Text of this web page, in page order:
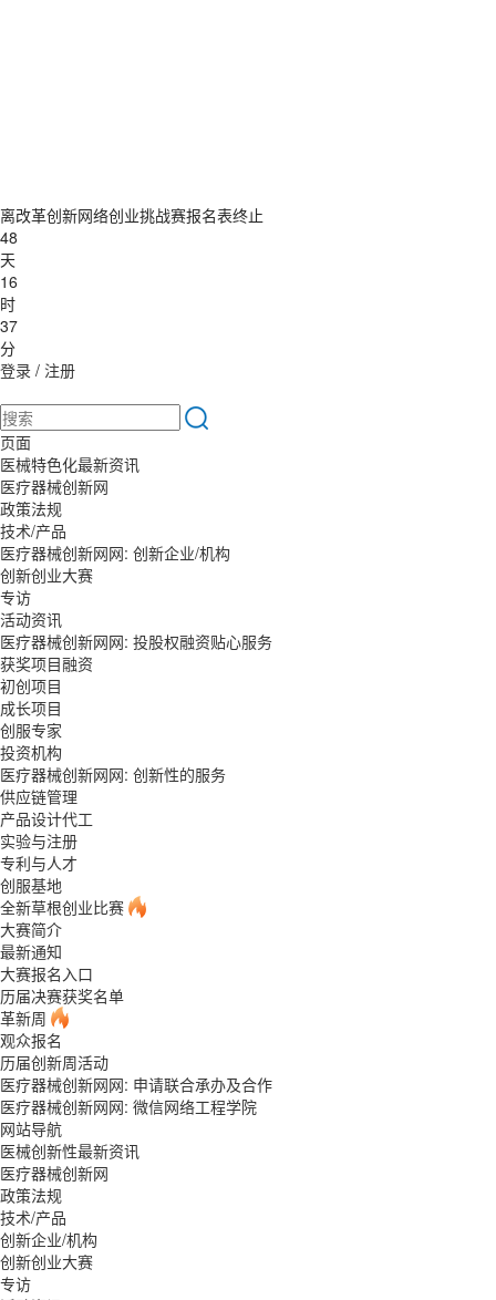
离改革创新网络创业挑战赛报名表终止
48
天
16
时
37
分
登录 / 注册
页面
医械特色化最新资讯
医疗器械创新网
政策法规
技术/产品
医疗器械创新网网: 创新企业/机构
创新创业大赛
专访
活动资讯
医疗器械创新网网: 投股权融资贴心服务
获奖项目融资
初创项目
成长项目
创服专家
投资机构
医疗器械创新网网: 创新性的服务
供应链管理
产品设计代工
实验与注册
专利与人才
创服基地
全新草根创业比赛
大赛简介
最新通知
大赛报名入口
历届决赛获奖名单
革新周
观众报名
历届创新周活动
医疗器械创新网网: 申请联合承办及合作
医疗器械创新网网: 微信网络工程学院
网站导航
医械创新性最新资讯
医疗器械创新网
政策法规
技术/产品
创新企业/机构
创新创业大赛
专访